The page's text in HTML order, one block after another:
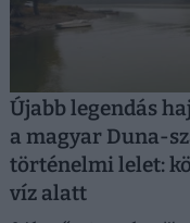
Újabb legendás
a magyar Duna-
történelmi lelet:
víz alatt